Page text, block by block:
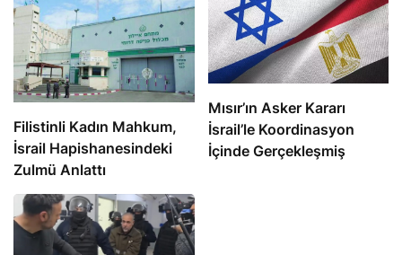
Filistinli Kadın Mahkum,
İsrail Hapishanesindeki
Zulmü Anlattı
Mısır’ın Asker Kararı
İsrail’le Koordinasyon
İçinde Gerçekleşmiş